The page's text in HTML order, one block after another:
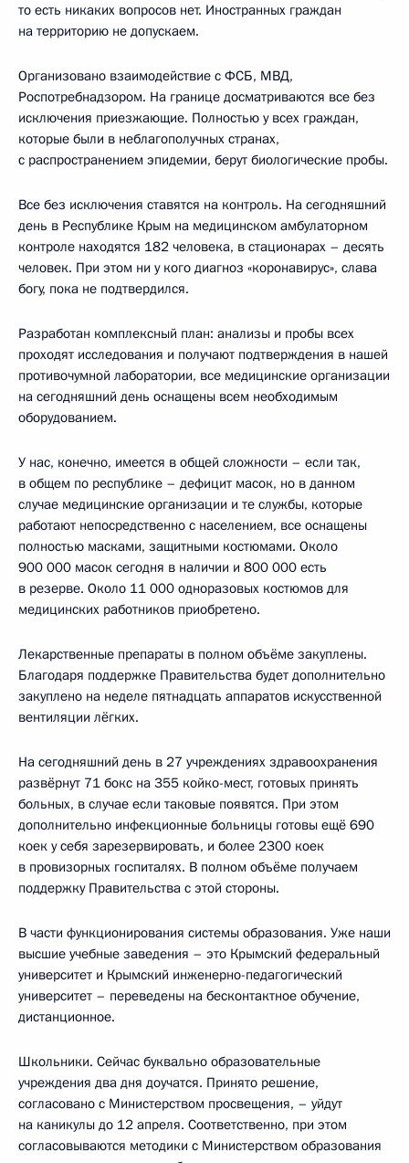
то есть никаких вопросов нет. Иностранных граждан
на территорию не допускаем.
Организовано взаимодействие с ФСБ, МВД,
Роспотребнадзором. На границе досматриваются все без
исключения приезжающие. Полностью у всех граждан,
которые были в неблагополучных странах,
с распространением эпидемии, берут биологические пробы.
Все без исключения ставятся на контроль. На сегодняшний
день в Республике Крым на медицинском амбулаторном
контроле находятся 182 человека, в стационарах – десять
человек. При этом ни у кого диагноз «коронавирус», слава
богу, пока не подтвердился.
Разработан комплексный план: анализы и пробы всех
проходят исследования и получают подтверждения в нашей
противочумной лаборатории, все медицинские организации
на сегодняшний день оснащены всем необходимым
оборудованием.
У нас, конечно, имеется в общей сложности – если так,
в общем по республике – дефицит масок, но в данном
случае медицинские организации и те службы, которые
работают непосредственно с населением, все оснащены
полностью масками, защитными костюмами. Около
900 000 масок сегодня в наличии и 800 000 есть
в резерве. Около 11 000 одноразовых костюмов для
медицинских работников приобретено.
Лекарственные препараты в полном объёме закуплены.
Благодаря поддержке Правительства будет дополнительно
закуплено на неделе пятнадцать аппаратов искусственной
вентиляции лёгких.
На сегодняшний день в 27 учреждениях здравоохранения
развёрнут 71 бокс на 355 койко-мест, готовых принять
больных, в случае если таковые появятся. При этом
дополнительно инфекционные больницы готовы ещё 690
коек у себя зарезервировать, и более 2300 коек
в провизорных госпиталях. В полном объёме получаем
поддержку Правительства с этой стороны.
В части функционирования системы образования. Уже наши
высшие учебные заведения – это Крымский федеральный
университет и Крымский инженерно-педагогический
университет – переведены на бесконтактное обучение,
дистанционное.
Школьники. Сейчас буквально образовательные
учреждения два дня доучатся. Принято решение,
согласовано с Министерством просвещения, – уйдут
на каникулы до 12 апреля. Соответственно, при этом
согласовываются методики с Министерством образования